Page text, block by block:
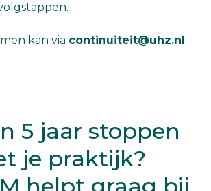
kan via continuiteit@uhz.nl .
5 jaar stoppen
je praktijk?